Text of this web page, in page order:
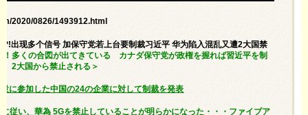
2020/0826/1493912.html
出现多个信号 加保守党若上台要制裁习近平 华为陷入混乱又遭2大国禁
！多くの合図が出てきている カナダ保守党が政権を握れば習近平を制
2大国から禁止される＞
に参加した中国の24の企業に対して制裁を発表
従い、華為 5Gを禁止していることが明らかになった ・・・ファイブア